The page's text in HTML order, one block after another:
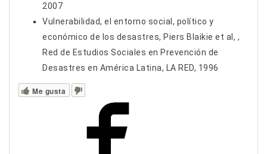
2007
Vulnerabilidad, el entorno social, político y
económico de los desastres, Piers Blaikie et al, ,
Red de Estudios Sociales en Prevención de
Desastres en América Latina, LA RED, 1996
Me gusta